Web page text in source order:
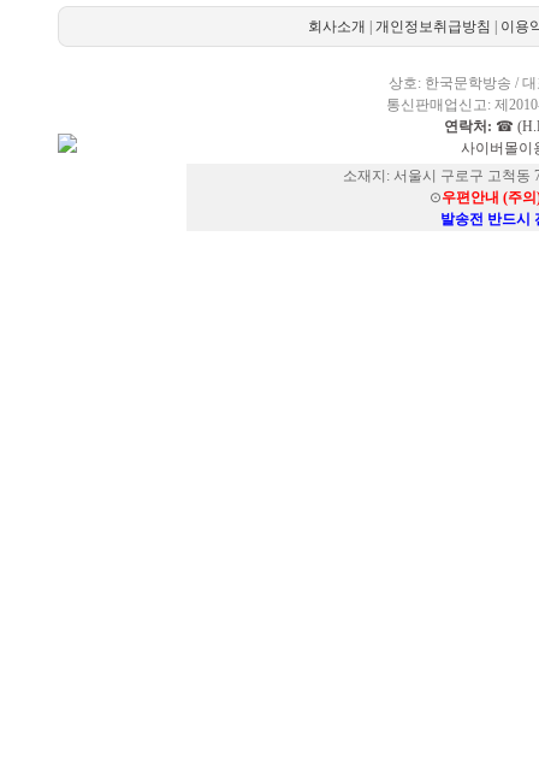
회사소개 개인정보취급방침 이용
상호: 한국문학방송 /
통신판매업신고: 제
연락처: ☎
사이버몰이
소재지: 서울시 구로구 고척동
⊙우편안내 (주
발송전 반드시